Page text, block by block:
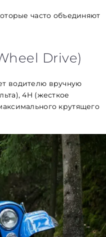
часто объединяют
Drive)
водителю вручную
4H (жесткое
крутящего